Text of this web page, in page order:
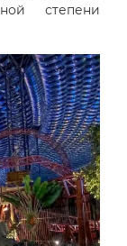
степени